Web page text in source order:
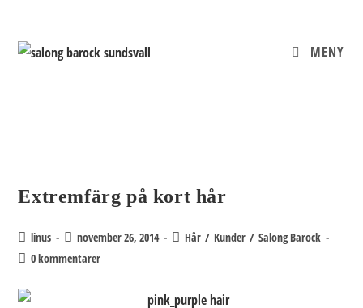
innehållet
MENY
Extremfärg på kort hår
Inläggsförfattare:
linus
Inlägget
publicerat:
november 26, 2014 Inläggskategori:
Hår / Kunder / Salong Barock
Kommentarer
inlägget:
0 kommentarer